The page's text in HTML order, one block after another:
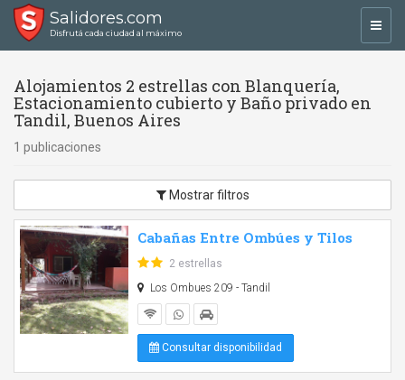
Salidores.com
Disfrutá cada ciudad al máximo
Alojamientos 2 estrellas con Blanquería,
Estacionamiento cubierto y Baño privado en
Tandil, Buenos Aires
1 publicaciones
Mostrar filtros
Cabañas Entre Ombúes y Tilos
2 estrellas
Los Ombues 209 - Tandil
Consultar disponibilidad